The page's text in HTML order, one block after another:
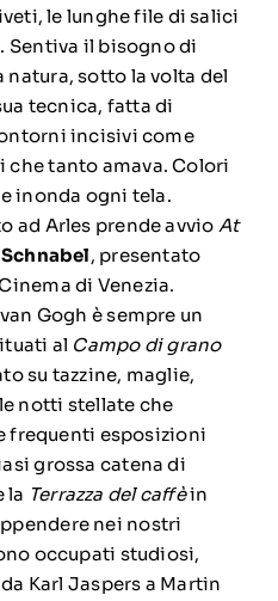
le lunghe file di salici
Sentiva il bisogno di
sotto la volta del
tecnica, fatta di
incisivi come
che tanto amava. Colori
inonda ogni tela.
ad Arles prende avvio At
, presentato
di Venezia.
Gogh è sempre un
al Campo di grano
su tazzine, maglie,
notti stellate che
frequenti esposizioni
grossa catena di
la Terrazza del caffèin
nei nostri
occupati studiosi,
Karl Jaspers a Martin